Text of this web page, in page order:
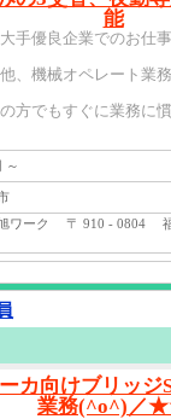
能
手優良企業でのお仕
、機械オペレート業務
方でもすぐに業務に
～
ーク 〒 910 - 0804 福
向けブリッジ
業務(^o^)／